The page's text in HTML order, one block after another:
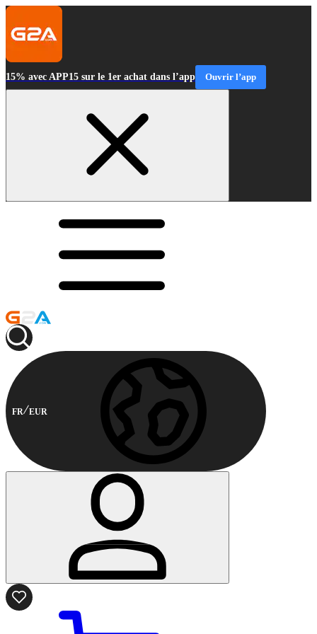
15% avec APP15 sur le 1er achat dans l’app Ouvrir l’app
FR EUR